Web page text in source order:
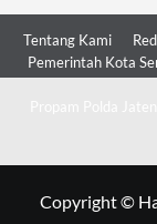
Tentang Kami
Pemerintah Kota
Copyright ©